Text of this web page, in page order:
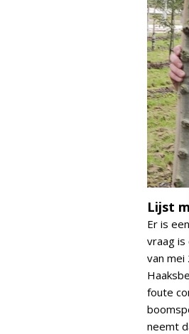
Lijst
Er is
vraag is
van mei
foute
neemt